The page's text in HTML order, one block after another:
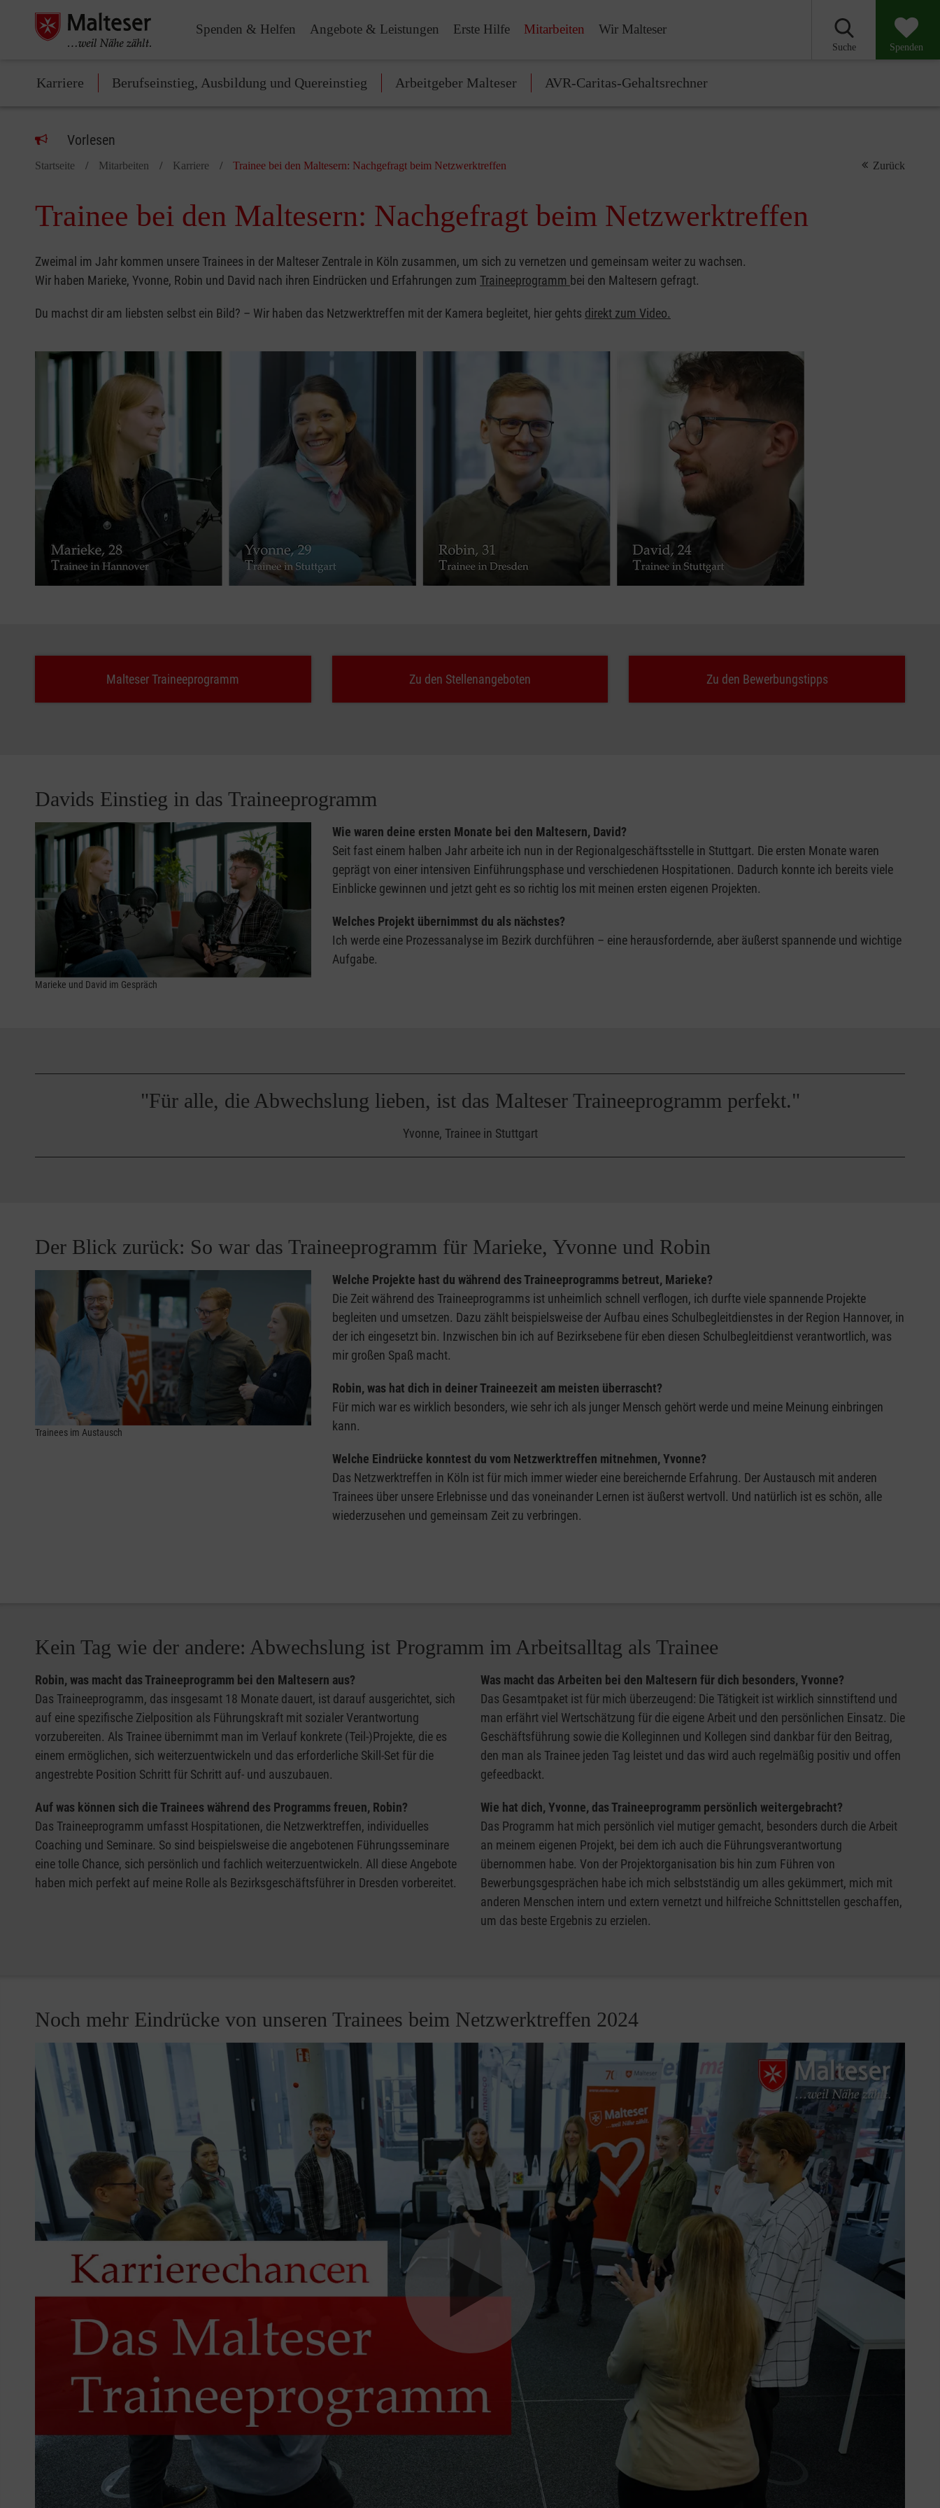
Spenden & Helfen Angebote & Leistungen Erste Hilfe Mitarbeiten Wir Malteser
Suche Spenden
Karriere Berufseinstieg, Ausbildung und Quereinstieg Arbeitgeber Malteser AVR-Caritas-Gehaltsrechner
Vorlesen
Startseite Mitarbeiten Karriere Trainee bei den Maltesern: Nachgefragt beim Netzwerktreffen Zurück
Trainee bei den Maltesern: Nachgefragt beim Netzwerktreffen
Zweimal im Jahr kommen unsere Trainees in der Malteser Zentrale in Köln zusammen, um sich zu vernetzen und gemeinsam weiter zu wachsen.
Wir haben Marieke, Yvonne, Robin und David nach ihren Eindrücken und Erfahrungen zum Traineeprogramm bei den Maltesern gefragt.
Du machst dir am liebsten selbst ein Bild? – Wir haben das Netzwerktreffen mit der Kamera begleitet, hier gehts direkt zum Video.
Malteser Traineeprogramm Zu den Stellenangeboten Zu den Bewerbungstipps
Davids Einstieg in das Traineeprogramm
Marieke und David im Gespräch
Wie waren deine ersten Monate bei den Maltesern, David?
Seit fast einem halben Jahr arbeite ich nun in der Regionalgeschäftsstelle in Stuttgart. Die ersten Monate waren
geprägt von einer intensiven Einführungsphase und verschiedenen Hospitationen. Dadurch konnte ich bereits viele
Einblicke gewinnen und jetzt geht es so richtig los mit meinen ersten eigenen Projekten.
Welches Projekt übernimmst du als nächstes?
Ich werde eine Prozessanalyse im Bezirk durchführen – eine herausfordernde, aber äußerst spannende und wichtige
Aufgabe.
"Für alle, die Abwechslung lieben, ist das Malteser Traineeprogramm perfekt."
Yvonne, Trainee in Stuttgart
Der Blick zurück: So war das Traineeprogramm für Marieke, Yvonne und Robin
Trainees im Austausch
Welche Projekte hast du während des Traineeprogramms betreut, Marieke?
Die Zeit während des Traineeprogramms ist unheimlich schnell verflogen, ich durfte viele spannende Projekte
begleiten und umsetzen. Dazu zählt beispielsweise der Aufbau eines Schulbegleitdienstes in der Region Hannover, in
der ich eingesetzt bin. Inzwischen bin ich auf Bezirksebene für eben diesen Schulbegleitdienst verantwortlich, was
mir großen Spaß macht.
Robin, was hat dich in deiner Traineezeit am meisten überrascht?
Für mich war es wirklich besonders, wie sehr ich als junger Mensch gehört werde und meine Meinung einbringen
kann.
Welche Eindrücke konntest du vom Netzwerktreffen mitnehmen, Yvonne?
Das Netzwerktreffen in Köln ist für mich immer wieder eine bereichernde Erfahrung. Der Austausch mit anderen
Trainees über unsere Erlebnisse und das voneinander Lernen ist äußerst wertvoll. Und natürlich ist es schön, alle
wiederzusehen und gemeinsam Zeit zu verbringen.
Kein Tag wie der andere: Abwechslung ist Programm im Arbeitsalltag als Trainee
Robin, was macht das Traineeprogramm bei den Maltesern aus?
Das Traineeprogramm, das insgesamt 18 Monate dauert, ist darauf ausgerichtet, sich
auf eine spezifische Zielposition als Führungskraft mit sozialer Verantwortung
vorzubereiten. Als Trainee übernimmt man im Verlauf konkrete (Teil-)Projekte, die es
einem ermöglichen, sich weiterzuentwickeln und das erforderliche Skill-Set für die
angestrebte Position Schritt für Schritt auf- und auszubauen.
Auf was können sich die Trainees während des Programms freuen, Robin?
Das Traineeprogramm umfasst Hospitationen, die Netzwerktreffen, individuelles
Coaching und Seminare. So sind beispielsweise die angebotenen Führungsseminare
eine tolle Chance, sich persönlich und fachlich weiterzuentwickeln. All diese Angebote
haben mich perfekt auf meine Rolle als Bezirksgeschäftsführer in Dresden vorbereitet.
Was macht das Arbeiten bei den Maltesern für dich besonders, Yvonne?
Das Gesamtpaket ist für mich überzeugend: Die Tätigkeit ist wirklich sinnstiftend und
man erfährt viel Wertschätzung für die eigene Arbeit und den persönlichen Einsatz. Die
Geschäftsführung sowie die Kolleginnen und Kollegen sind dankbar für den Beitrag,
den man als Trainee jeden Tag leistet und das wird auch regelmäßig positiv und offen
gefeedbackt.
Wie hat dich, Yvonne, das Traineeprogramm persönlich weitergebracht?
Das Programm hat mich persönlich viel mutiger gemacht, besonders durch die Arbeit
an meinem eigenen Projekt, bei dem ich auch die Führungsverantwortung
übernommen habe. Von der Projektorganisation bis hin zum Führen von
Bewerbungsgesprächen habe ich mich selbstständig um alles gekümmert, mich mit
anderen Menschen intern und extern vernetzt und hilfreiche Schnittstellen geschaffen,
um das beste Ergebnis zu erzielen.
Noch mehr Eindrücke von unseren Trainees beim Netzwerktreffen 2024